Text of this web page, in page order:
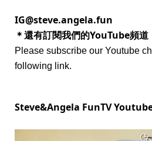
IG@steve.angela.fun
＊還有訂閱我們的YouTube頻道
Please subscribe our Youtube
following link.
Steve&Angela FunTV